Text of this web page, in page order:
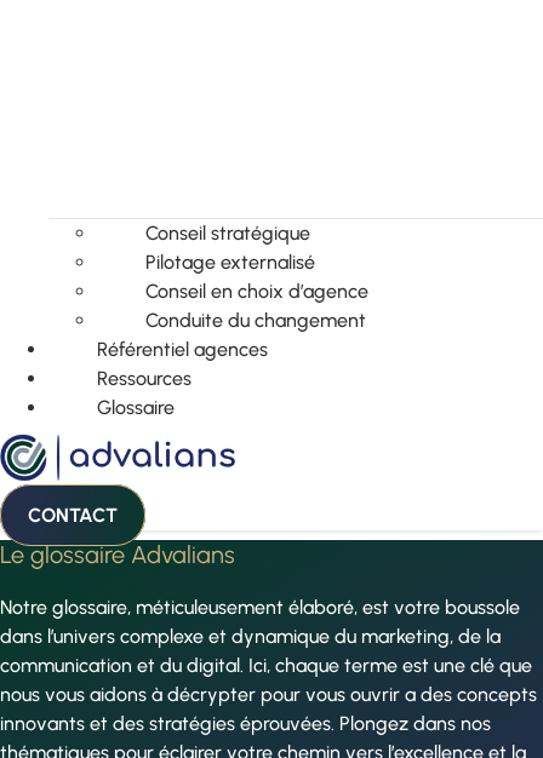
Conseil stratégique
Pilotage externalisé
Conseil en choix d’agence
Conduite du changement
Référentiel agences
Ressources
Glossaire
CONTACT
Le glossaire Advalians
Notre glossaire, méticuleusement élaboré, est votre boussole
dans l’univers complexe et dynamique du marketing, de la
communication et du digital. Ici, chaque terme est une clé que
nous vous aidons à décrypter pour vous ouvrir a des concepts
innovants et des stratégies éprouvées. Plongez dans nos
thématiques pour éclairer votre chemin vers l’excellence et la